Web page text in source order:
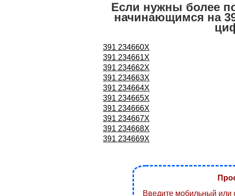
Если нужны более
начинающимся на
391 234660X
391 234661X
391 234662X
391 234663X
391 234664X
391 234665X
391 234666X
391 234667X
391 234668X
391 234669X
Введите мобильный или